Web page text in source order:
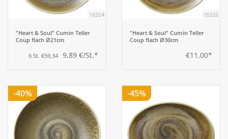
Einrichtung
Berufsbekleidung
Küchentechnik
Küchenmöbel
16324
"Heart & Soul" Cumin Teller
Coup flach Ø21cm
6 St. €59,34 9,89 €/St.*
16326
"Heart & Soul" Cumin Teller
Coup flach Ø30cm
€11,00*
-40% -45%